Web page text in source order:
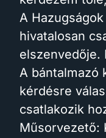
A
hivatalosan
elszenvedője.
A bántalmazó
kérdésre
csatlakozik
Műsorvezető: